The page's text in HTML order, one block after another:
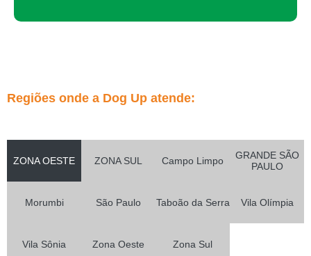
Regiões onde a Dog Up atende:
ZONA OESTE ZONA SUL Campo Limpo
GRANDE SÃO
PAULO
Morumbi São Paulo Taboão da Serra Vila Olímpia
Vila Sônia Zona Oeste Zona Sul